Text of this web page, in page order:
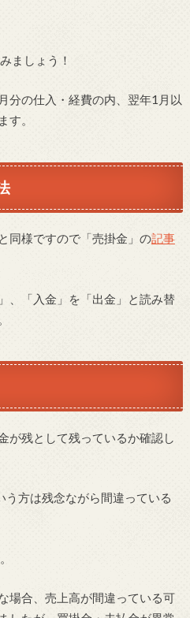
ましょう！
分の仕入・経費の内、翌年1月以
す。
同様ですので「売掛金」の記事
、「入金」を「出金」と読み替
が残として残っているか確認し
方は残念ながら間違っている
場合、売上高が間違っている可